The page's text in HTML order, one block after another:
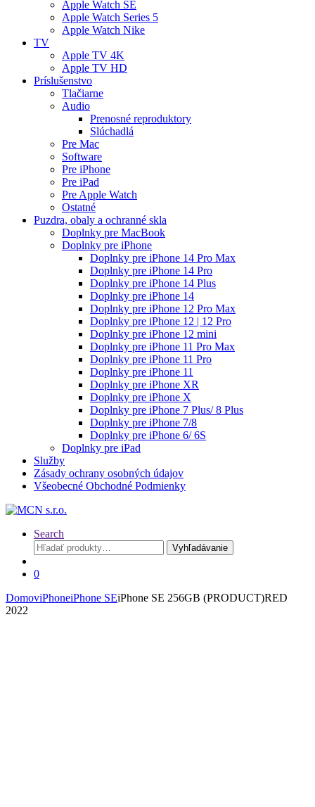
Apple Watch SE
Apple Watch Series 5
Apple Watch Nike
TV
Apple TV 4K
Apple TV HD
Príslušenstvo
Tlačiarne
Audio
Prenosné reproduktory
Slúchadlá
Pre Mac
Software
Pre iPhone
Pre iPad
Pre Apple Watch
Ostatné
Puzdra, obaly a ochranné skla
Doplnky pre MacBook
Doplnky pre iPhone
Doplnky pre iPhone 14 Pro Max
Doplnky pre iPhone 14 Pro
Doplnky pre iPhone 14 Plus
Doplnky pre iPhone 14
Doplnky pre iPhone 12 Pro Max
Doplnky pre iPhone 12 | 12 Pro
Doplnky pre iPhone 12 mini
Doplnky pre iPhone 11 Pro Max
Doplnky pre iPhone 11 Pro
Doplnky pre iPhone 11
Doplnky pre iPhone XR
Doplnky pre iPhone X
Doplnky pre iPhone 7 Plus/ 8 Plus
Doplnky pre iPhone 7/8
Doplnky pre iPhone 6/ 6S
Doplnky pre iPad
Služby
Zásady ochrany osobných údajov
Všeobecné Obchodné Podmienky
Search
Hľadať:
Vyhľadávanie
0
DomoviPhoneiPhone SEiPhone SE 256GB (PRODUCT)RED
2022